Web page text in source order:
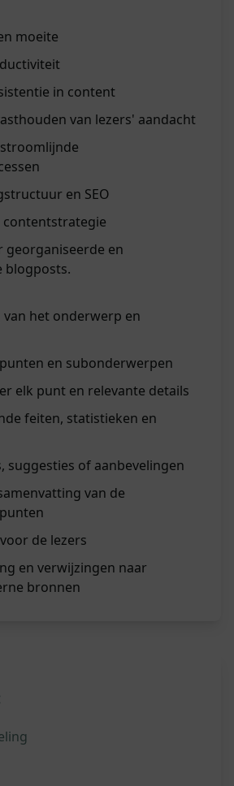
moeite
in content
van lezers' aandacht
en SEO
georganiseerde en
blogposts.
van het onderwerp en
en subonderwerpen
elk punt en relevante details
feiten, statistieken en
suggesties of aanbevelingen
van de
de lezers
en verwijzingen naar
bronnen